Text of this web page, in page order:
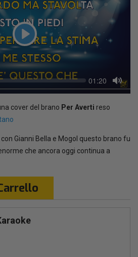
Play
Seek Current
time
01:20
Mute
cover del brano Per Averti reso
Gianni Bella e Mogol questo brano fu
che ancora oggi continua a